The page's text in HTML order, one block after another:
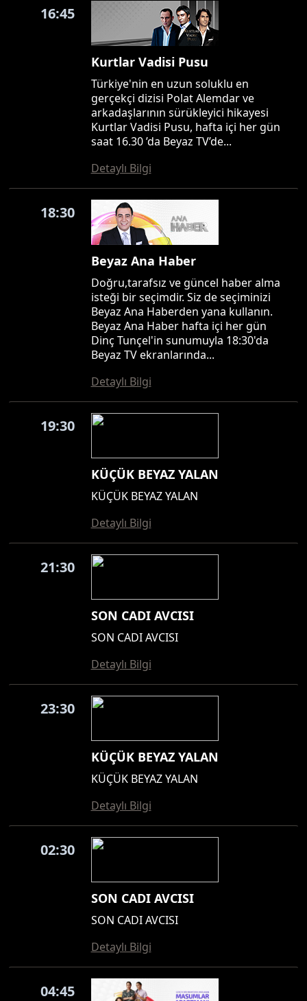
16:45
Kurtlar Vadisi Pusu
Türkiye'nin en uzun soluklu en
gerçekçi dizisi Polat Alemdar ve
arkadaşlarının sürükleyici hikayesi
Kurtlar Vadisi Pusu, hafta içi her gün
saat 16.30 ’da Beyaz TV’de...
Detaylı Bilgi
18:30
Beyaz Ana Haber
Doğru,tarafsız ve güncel haber alma
isteği bir seçimdir. Siz de seçiminizi
Beyaz Ana Haberden yana kullanın.
Beyaz Ana Haber hafta içi her gün
Dinç Tunçel'in sunumuyla 18:30'da
Beyaz TV ekranlarında...
Detaylı Bilgi
19:30
KÜÇÜK BEYAZ YALAN
KÜÇÜK BEYAZ YALAN
Detaylı Bilgi
21:30
SON CADI AVCISI
SON CADI AVCISI
Detaylı Bilgi
23:30
KÜÇÜK BEYAZ YALAN
KÜÇÜK BEYAZ YALAN
Detaylı Bilgi
02:30
SON CADI AVCISI
SON CADI AVCISI
Detaylı Bilgi
04:45